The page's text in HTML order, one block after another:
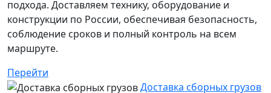
подхода. Доставляем технику, оборудование и
конструкции по России, обеспечивая безопасность,
соблюдение сроков и полный контроль на всем
маршруте.
Перейти
Доставка сборных грузов